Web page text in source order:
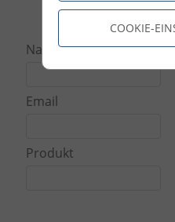
Name
Email
Produkt
COOKIE-